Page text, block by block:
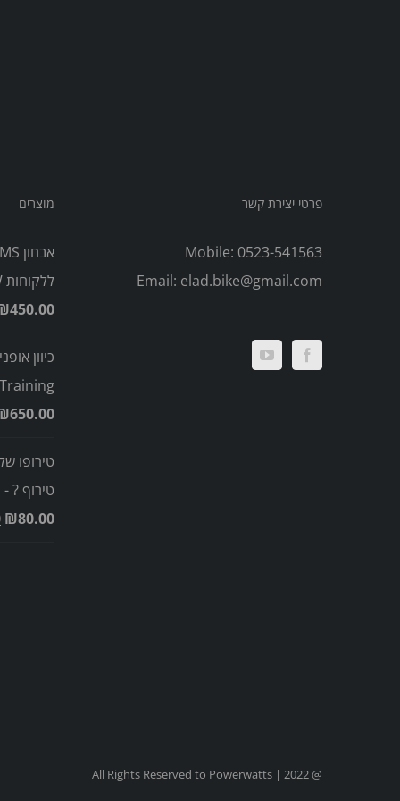
פרטי יצירת קשר
Mobile: 0523-541563
Email: elad.bike@gmail.com
מוצרים
ללקוחות PW)
450.00
כיוון
650.00
טירופו
טירוף ?
₪80.00
@ All Rights Reserved to Powerwatts | 2022